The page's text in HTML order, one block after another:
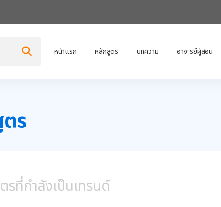
หน้าแรก หลักสูตร บทความ อาจารย์ผู้สอน
ร
รที่กำลังเป็นเทรนด์